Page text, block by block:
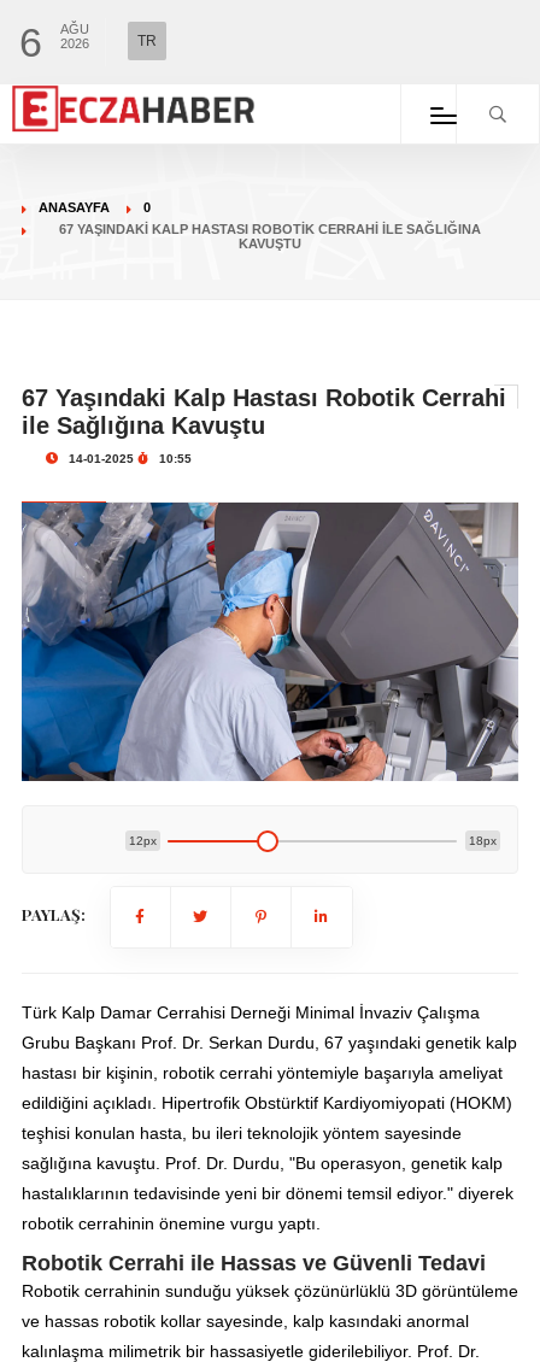
6
AĞU
2026
TR
ANASAYFA
0
67 YAŞINDAKI KALP HASTASI ROBOTIK CERRAHI ILE SAĞLIĞINA
KAVUŞTU
67 Yaşındaki Kalp Hastası Robotik Cerrahi
ile Sağlığına Kavuştu
14-01-2025 10:55
12px 18px
PAYLAŞ:
Türk Kalp Damar Cerrahisi Derneği Minimal İnvaziv Çalışma
Grubu Başkanı Prof. Dr. Serkan Durdu, 67 yaşındaki genetik kalp
hastası bir kişinin, robotik cerrahi yöntemiyle başarıyla ameliyat
edildiğini açıkladı. Hipertrofik Obstürktif Kardiyomiyopati (HOKM)
teşhisi konulan hasta, bu ileri teknolojik yöntem sayesinde
sağlığına kavuştu. Prof. Dr. Durdu, "Bu operasyon, genetik kalp
hastalıklarının tedavisinde yeni bir dönemi temsil ediyor." diyerek
robotik cerrahinin önemine vurgu yaptı.
Robotik Cerrahi ile Hassas ve Güvenli Tedavi
Robotik cerrahinin sunduğu yüksek çözünürlüklü 3D görüntüleme
ve hassas robotik kollar sayesinde, kalp kasındaki anormal
kalınlaşma milimetrik bir hassasiyetle giderilebiliyor. Prof. Dr.